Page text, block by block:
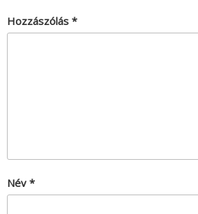
Hozzászólás *
Név *